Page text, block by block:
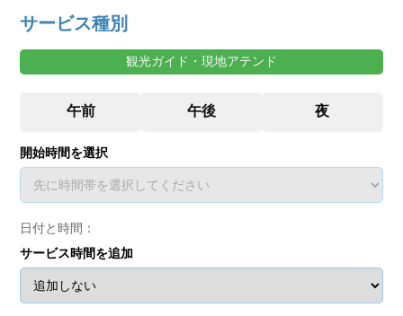
サービス種別
観光ガイド・現地アテンド
開始時間を選択
日付と時間：
サービス時間を追加